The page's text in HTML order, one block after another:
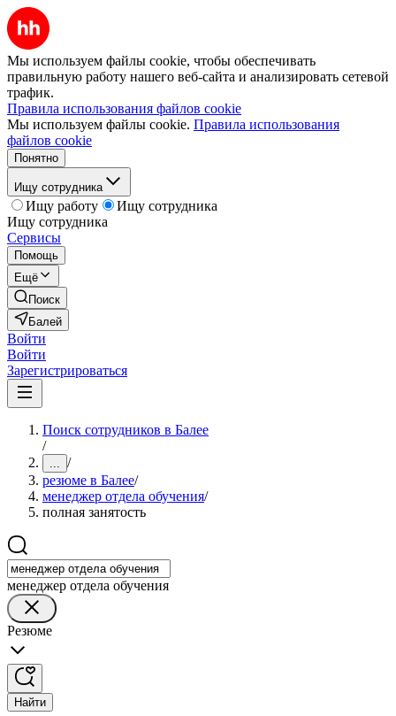
Мы используем файлы cookie, чтобы обеспечивать
правильную работу нашего веб-сайта и анализировать сетевой
трафик.
Правила использования файлов cookie
Мы используем файлы cookie. Правила использования
файлов cookie
Понятно
Ищу сотрудника
Ищу работу
Ищу сотрудника
Ищу сотрудника
Сервисы
Помощь
Ещё
Поиск
Балей
Войти
Войти
Зарегистрироваться
Поиск сотрудников в Балее
/
... /
резюме в Балее/
менеджер отдела обучения/
полная занятость
менеджер отдела обучения
Резюме
Найти